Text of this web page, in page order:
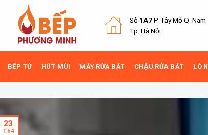
content
Số 1A7P. Tây Mỗ Q. Nam
Tp. Hà Nội
BẾP TỪ HÚT MÙI MÁY RỬA BÁT CHẬU RỬA BÁT LÒ
23
Th4